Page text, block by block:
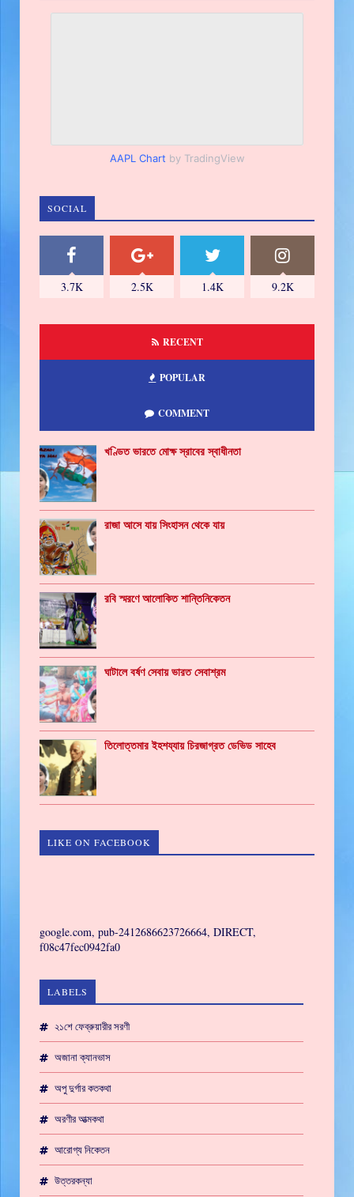
AAPL Chart by TradingView
SOCIAL
3.7K 2.5K 1.4K 9.2K
RECENT
POPULAR
COMMENT
খণ্ডিত ভারতে মোক্ষ স্রাবের স্বাধীনতা
রাজা আসে যায় সিংহাসন থেকে যায়
রবি স্মরণে আলোকিত শান্তিনিকেতন
ঘাটালে বর্ষণ সেবায় ভারত সেবাশ্রম
তিলোত্তমার ইহশয্যায় চিরজাগ্রত ডেভিড সাহেব
LIKE ON FACEBOOK
google.com, pub-2412686623726664, DIRECT,
f08c47fec0942fa0
LABELS
২১শে ফেব্রুয়ারীর সরণী
অজানা ক্যানভাস
অপু দুর্গার কতকথা
অরণীর আত্মকথা
আরোগ্য নিকেতন
উত্তরকন্যা